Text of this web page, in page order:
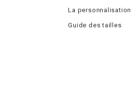
La personnalisation
Guide des tailles